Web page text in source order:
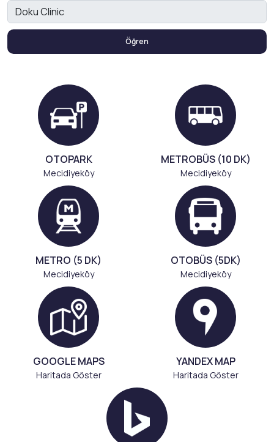
Öğren
OTOPARK
Mecidiyeköy
METROBÜS (10 DK)
Mecidiyeköy
METRO (5 DK)
Mecidiyeköy
OTOBÜS (5DK)
Mecidiyeköy
GOOGLE MAPS
Haritada Göster
YANDEX MAP
Haritada Göster